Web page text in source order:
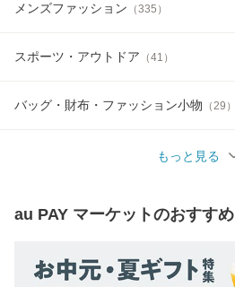
メンズファッション （335 ）
スポーツ・アウトドア （41 ）
バッグ・財布・ファッション小物 （29 ）
もっと見る
au PAY マーケットのおすすめ